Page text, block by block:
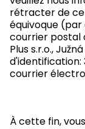
rétracter de
équivoque
courrier postal
Plus s.r.o.,
d'identification:
courrier
À cette fin,